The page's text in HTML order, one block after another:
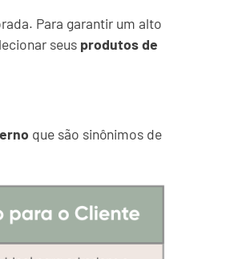
Para garantir um alto
seus produtos de
que são sinônimos de